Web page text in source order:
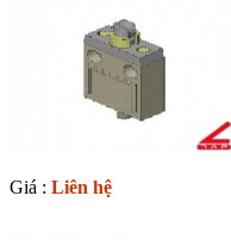
Giá : Liên hệ